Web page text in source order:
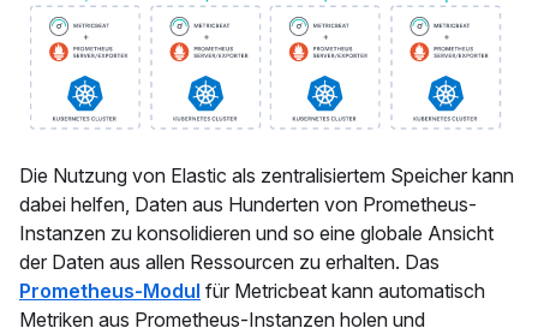
Die Nutzung von Elastic als zentralisiertem Speicher kann
dabei helfen, Daten aus Hunderten von Prometheus-
Instanzen zu konsolidieren und so eine globale Ansicht
der Daten aus allen Ressourcen zu erhalten. Das
Prometheus-Modul für Metricbeat kann automatisch
Metriken aus Prometheus-Instanzen holen und